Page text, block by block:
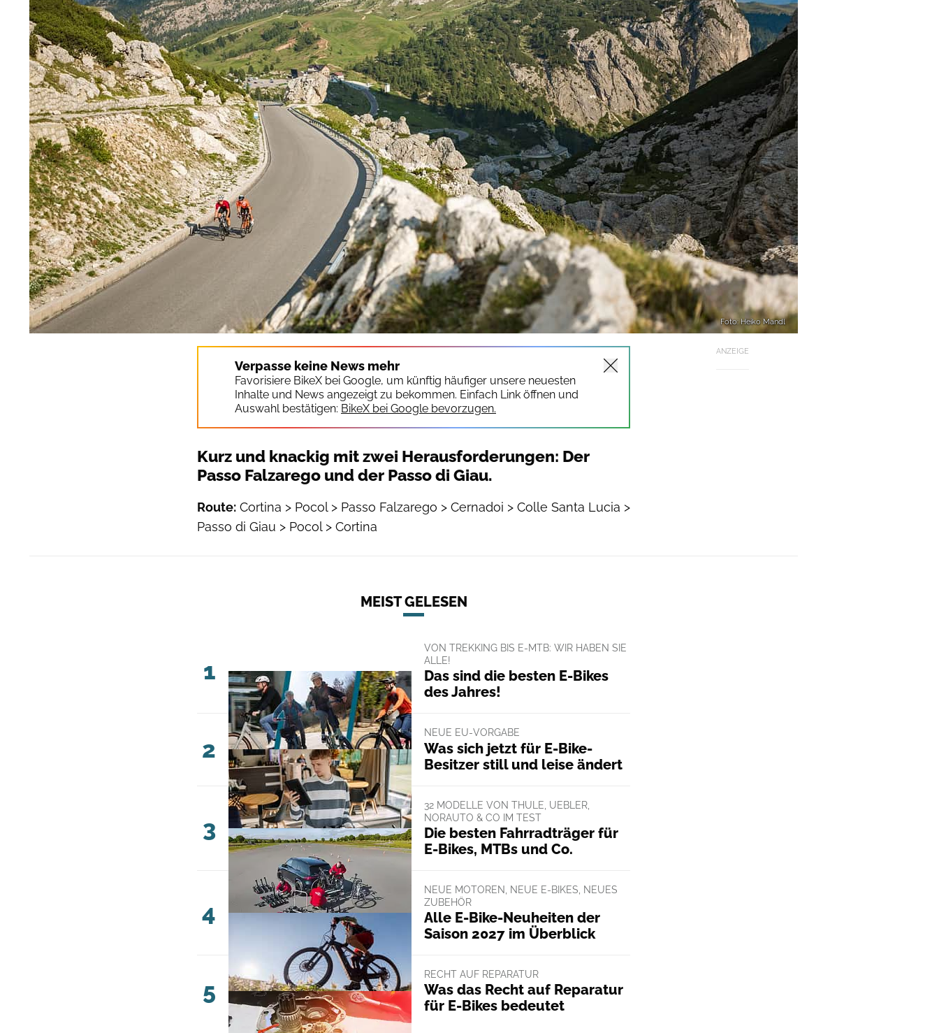
Foto: Heiko Mandl
ANZEIGE
Verpasse keine News mehr
Favorisiere BikeX bei Google, um künftig häufiger unsere neuesten
Inhalte und News angezeigt zu bekommen. Einfach Link öffnen und
Auswahl bestätigen: BikeX bei Google bevorzugen.
Kurz und knackig mit zwei Herausforderungen: Der
Passo Falzarego und der Passo di Giau.
Route: Cortina > Pocol > Passo Falzarego > Cernadoi > Colle Santa Lucia >
Passo di Giau > Pocol > Cortina
MEIST GELESEN
1
VON TREKKING BIS E-MTB: WIR HABEN SIE
ALLE!
Das sind die besten E-Bikes
des Jahres!
2
NEUE EU-VORGABE
Was sich jetzt für E-Bike-
Besitzer still und leise ändert
3
32 MODELLE VON THULE, UEBLER,
NORAUTO & CO IM TEST
Die besten Fahrradträger für
E-Bikes, MTBs und Co.
4
NEUE MOTOREN, NEUE E-BIKES, NEUES
ZUBEHÖR
Alle E-Bike-Neuheiten der
Saison 2027 im Überblick
5
RECHT AUF REPARATUR
Was das Recht auf Reparatur
für E-Bikes bedeutet